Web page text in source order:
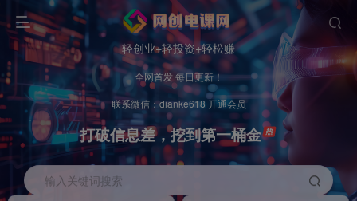
轻创业+轻投资+轻松赚
全网首发 每日更新！
联系微信：dianke618 开通会员
打破信息差，挖到第一桶金
输入关键词搜索